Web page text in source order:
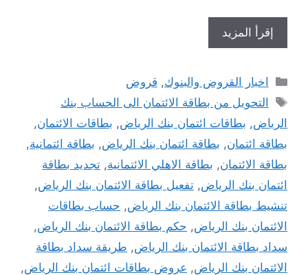
إقرأ المزيد
التصنيفات
اخبار القروض والبنوك, قروض
الوسوم
التحويل من بطاقة الائتمان الى الحساب بنك
الرياض, بطاقات ائتمان بنك الرياض, بطاقات الائتمان,
بطاقة ائتمان, بطاقة ائتمان بنك الرياض, بطاقة ائتمانية,
بطاقة الائتمان, بطاقة الاهلي الائتمانية, تجديد بطاقة
ائتمان بنك الرياض, تفعيل بطاقة الائتمان بنك الرياض,
تنشيط بطاقة الائتمان بنك الرياض, حساب بطاقات
الائتمان بنك الرياض, حكم بطاقة الائتمان بنك الرياض,
سداد بطاقة الائتمان بنك الرياض, طريقة سداد بطاقة
الائتمان بنك الرياض, عروض بطاقات ائتمان بنك الرياض,